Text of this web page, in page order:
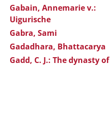
Gabain, Annemarie v.:
Uigurische
Gabra, Sami
Gadadhara, Bhattacarya
Gadd, C. J.: The dynasty of